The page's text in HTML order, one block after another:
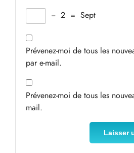
− 2 = Sept
Prévenez-moi de tous les
par e-mail.
Prévenez-moi de tous les
mail.